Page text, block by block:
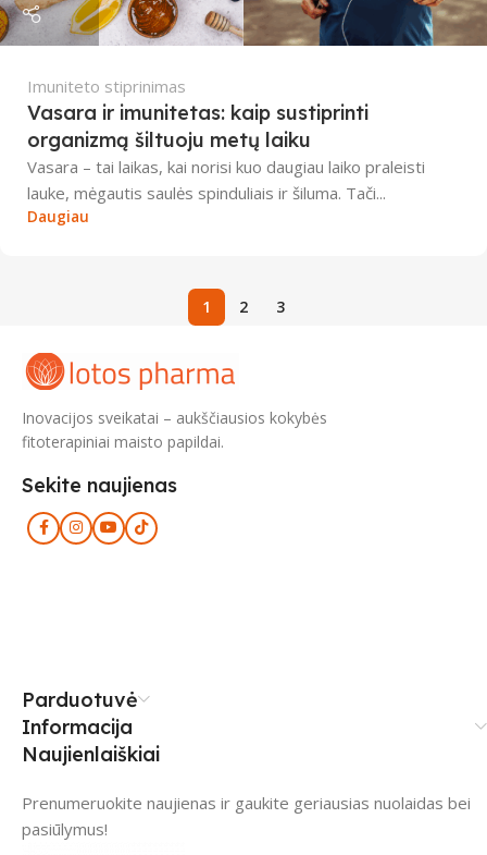
Imuniteto stiprinimas
Vasara ir imunitetas: kaip sustiprinti
organizmą šiltuoju metų laiku
Vasara – tai laikas, kai norisi kuo daugiau laiko praleisti
lauke, mėgautis saulės spinduliais ir šiluma. Tači...
Daugiau
1 2 3
Inovacijos sveikatai – aukščiausios kokybės
fitoterapiniai maisto papildai.
Sekite naujienas
Parduotuvė
Informacija
Naujienlaiškiai
Prenumeruokite naujienas ir gaukite geriausias nuolaidas bei
pasiūlymus!